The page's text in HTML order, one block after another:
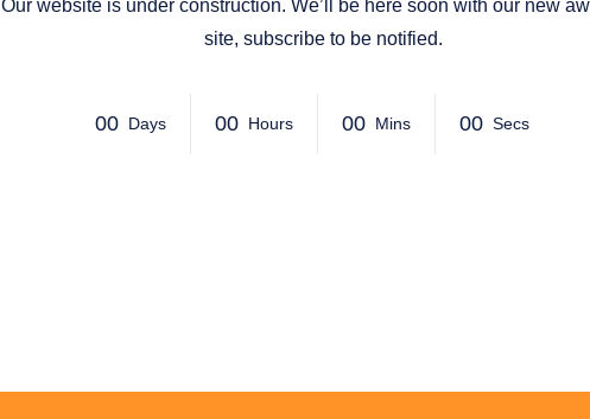
Our website is under construction. We’ll be here soon with our new
site, subscribe to be notified.
00 Days 00 Hours 00 Mins 00 Secs